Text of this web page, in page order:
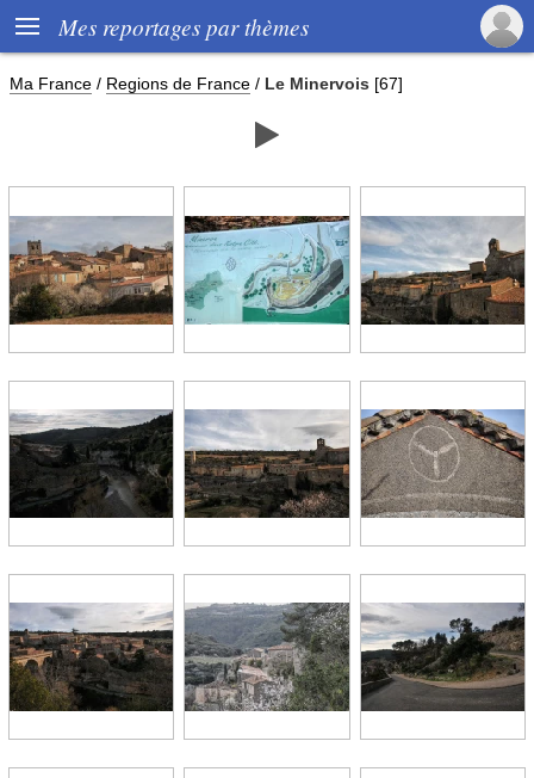
 Mes reportages par thèmes
Ma France / Regions de France / Le Minervois [67]
